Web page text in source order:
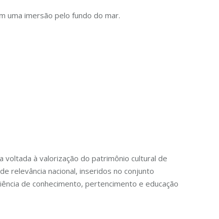
uma imersão pelo fundo do mar.
voltada à valorização do patrimônio cultural de
relevância nacional, inseridos no conjunto
de conhecimento, pertencimento e educação